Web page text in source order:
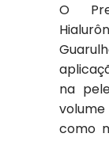
O
na
como